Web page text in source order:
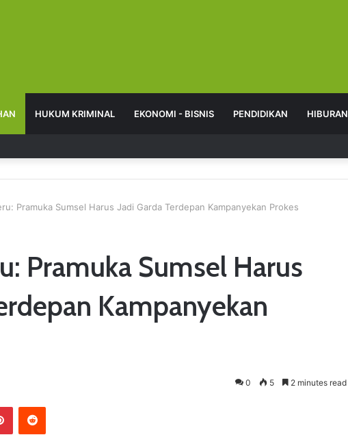
HUKUM KRIMINAL EKONOMI - BISNIS PENDIDIKAN HIBURAN
Pramuka Sumsel Harus Jadi Garda Terdepan Kampanyekan Prokes
Pramuka Sumsel Harus
Kampanyekan
0 5 2 minutes read